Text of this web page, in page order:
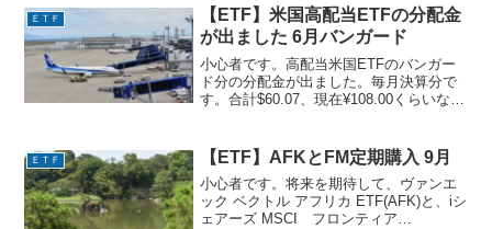
テスラ３．ホーム・デポ４．ナイキ...
ＥＴＦ
【ETF】米国高配当ETFの分配金
が出ました 6月バンガード
小心者です。高配当米国ETFのバンガー
ド分の分配金が出ました。毎月決算分で
す。合計$60.07、現在¥108.00くらいなの
$14.54 120口・VCLT バ...
ＥＴＦ 【ETF】AFKとFM定期購入 9月
小心者です。将来を期待して、ヴァンエ
ック ベクトル アフリカ ETF(AFK)と、iシ
ェアーズ MSCI フロンティア